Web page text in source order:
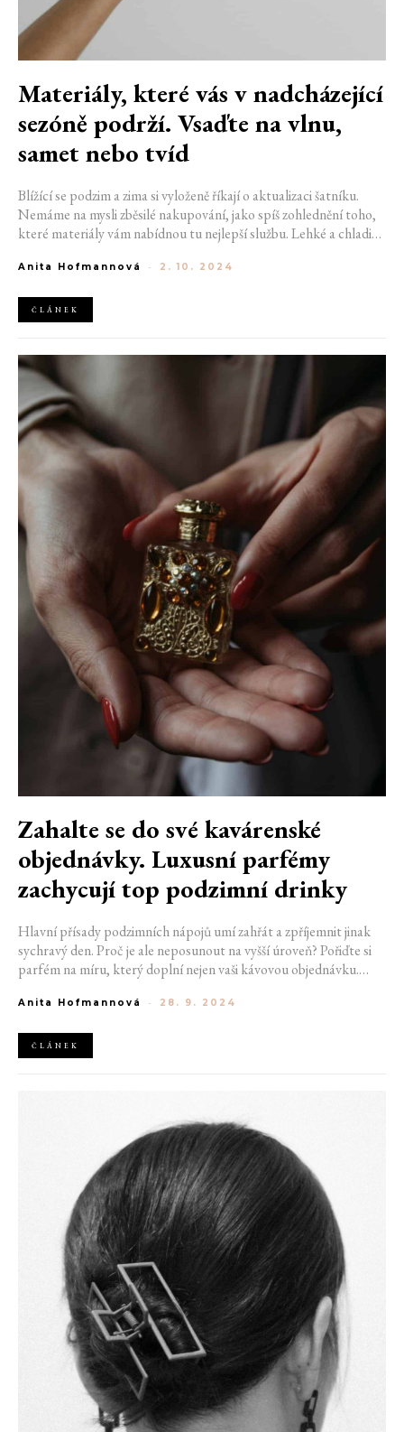
Materiály, které vás v nadcházející
sezóně podrží. Vsaďte na vlnu,
samet nebo tvíd
Blížící se podzim a zima si vyloženě říkají o aktualizaci šatníku.
Nemáme na mysli zběsilé nakupování, jako spíš zohlednění toho,
které materiály vám nabídnou tu nejlepší službu. Lehké a chladivé
pokud bude oblečení prodyšné a zároveň vytvoří izolační vrstvu.
Anita Hofmannová - 2. 10. 2024
ČLÁNEK
Zahalte se do své kavárenské
objednávky. Luxusní parfémy
zachycují top podzimní drinky
Hlavní přísady podzimních nápojů umí zahřát a zpříjemnit jinak
sychravý den. Proč je ale neposunout na vyšší úroveň? Pořiďte si
parfém na míru, který doplní nejen vaši kávovou objednávku.
vůni a noste je tak po celý den na sobě, místo v kelímku.
Anita Hofmannová - 28. 9. 2024
ČLÁNEK